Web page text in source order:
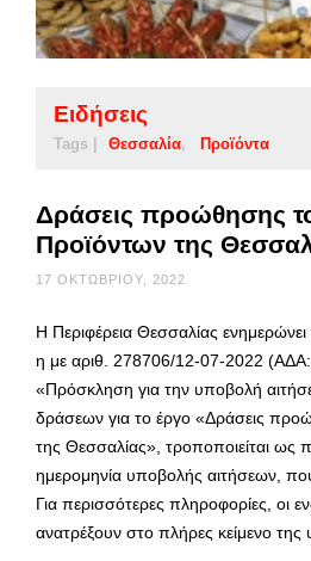
Ειδήσεις
Tags | Θεσσαλία Προϊόντα
Δράσεις προώθησης
Προϊόντων της
17 ΟΚΤΩΒΡΊΟΥ, 2022
Η Περιφέρεια Θεσσαλίας
η με αριθ. 278706/12-07-2022
«Πρόσκληση για την υποβολή
δράσεων για το έργο «Δράσεις
της Θεσσαλίας», τροποποιείται ως
ημερομηνία υποβολής αιτήσεων,
Για περισσότερες πληροφορίες, οι
ανατρέξουν στο πλήρες κείμενο της